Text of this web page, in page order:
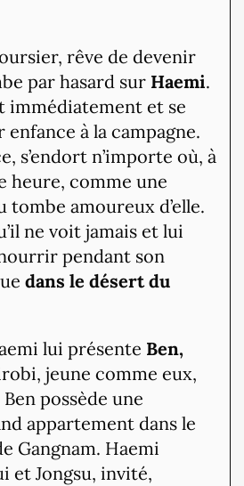
rêve de devenir
par hasard sur Haemi.
immédiatement et se
à la campagne.
s’endort n’importe où, à
heure, comme une
tombe amoureux d’elle.
ne voit jamais et lui
pendant son
dans le désert du
lui présente Ben,
jeune comme eux,
possède une
appartement dans le
Gangnam. Haemi
et Jongsu, invité,